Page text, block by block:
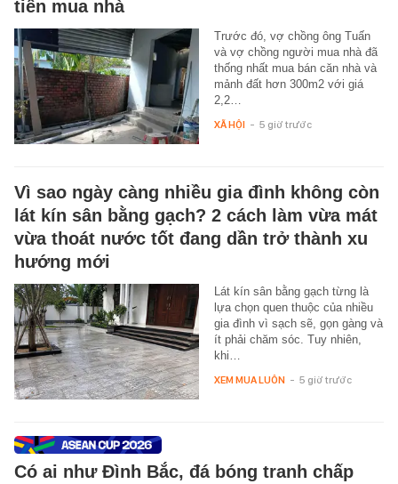
tiền mua nhà
Trước đó, vợ chồng ông Tuấn
và vợ chồng người mua nhà đã
thống nhất mua bán căn nhà và
mảnh đất hơn 300m2 với giá
2,2…
XÃ HỘI - 5 giờ trước
Vì sao ngày càng nhiều gia đình không còn
lát kín sân bằng gạch? 2 cách làm vừa mát
vừa thoát nước tốt đang dần trở thành xu
hướng mới
Lát kín sân bằng gạch từng là
lựa chọn quen thuộc của nhiều
gia đình vì sạch sẽ, gọn gàng và
ít phải chăm sóc. Tuy nhiên,
khi…
XEM MUA LUÔN - 5 giờ trước
Có ai như Đình Bắc, đá bóng tranh chấp